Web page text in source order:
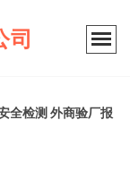
司
全检测 外商验厂报